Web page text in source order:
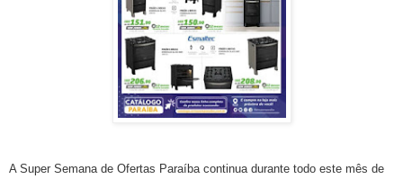
A Super Semana de Ofertas Paraíba continua durante todo este mês de